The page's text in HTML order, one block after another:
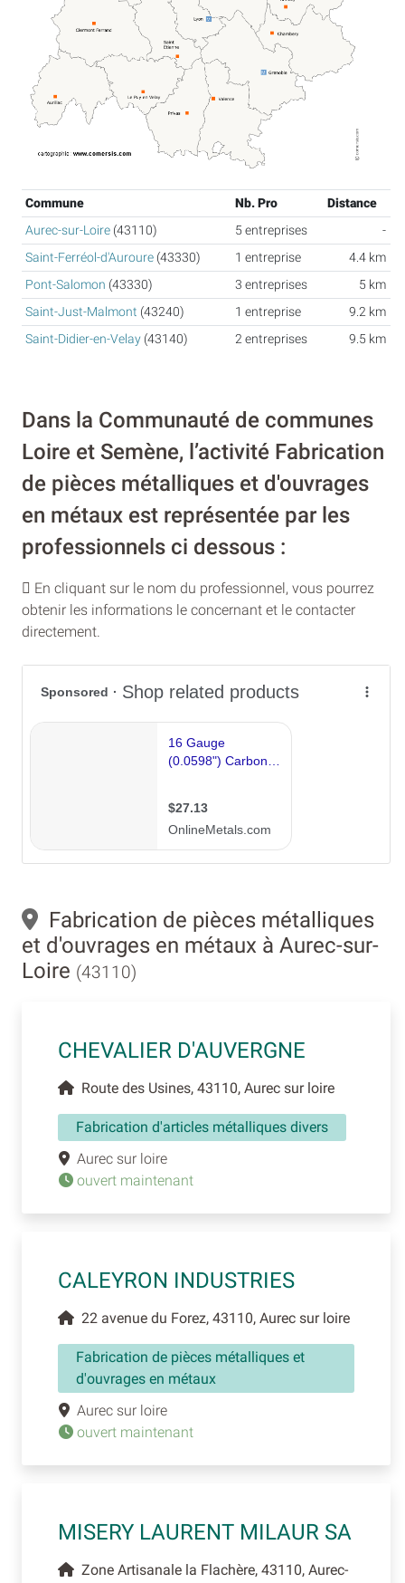
Commune Nb. Pro
Distance
Aurec-sur-Loire (43110) 5 entreprises
-
Saint-Ferréol-d'Auroure (43330) 1 entreprise
4.4 km
Pont-Salomon (43330) 3 entreprises
5 km
Saint-Just-Malmont (43240) 1 entreprise
9.2 km
Saint-Didier-en-Velay (43140) 2 entreprises 9.5 km
Dans la Communauté de communes
Loire et Semène, l’activité Fabrication
de pièces métalliques et d'ouvrages
en métaux est représentée par les
professionnels ci dessous :
En cliquant sur le nom du professionnel, vous pourrez
obtenir les informations le concernant et le contacter
directement.
Fabrication de pièces métalliques
et d'ouvrages en métaux à Aurec-sur-
Loire (43110)
CHEVALIER D'AUVERGNE
Route des Usines, 43110, Aurec sur loire
Fabrication d'articles métalliques divers
Aurec sur loire
ouvert maintenant
CALEYRON INDUSTRIES
22 avenue du Forez, 43110, Aurec sur loire
Fabrication de pièces métalliques et
d'ouvrages en métaux
Aurec sur loire
ouvert maintenant
MISERY LAURENT MILAUR SA
Zone Artisanale la Flachère, 43110, Aurec-